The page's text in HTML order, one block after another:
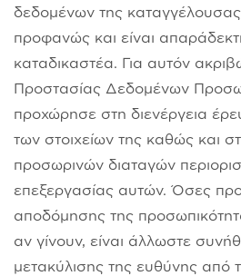
δεδομένων της
προφανώς και είναι
καταδικαστέα. Για αυτόν
Προστασίας Δεδομένων
προχώρησε στη διενέργεια
των στοιχείων της καθώς και
προσωρινών διαταγών
επεξεργασίας αυτών. Όσες
αποδόμησης της
αν γίνουν, είναι άλλωστε
μετακύλισης της ευθύνης από